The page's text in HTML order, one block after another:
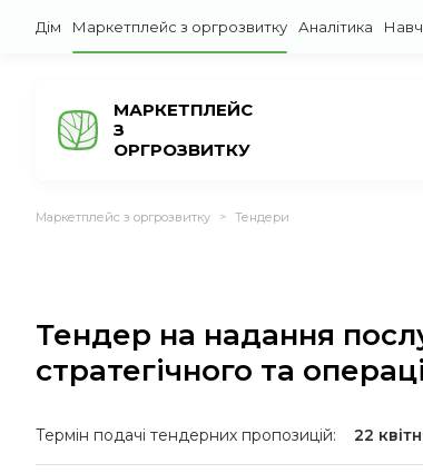
Дім Маркетплейс з оргрозвитку Аналітика
МАРКЕТПЛЕЙС
З
ОРГРОЗВИТКУ
Маркетплейс з оргрозвитку > Тендери
Тендер на надання
стратегічного та
Термін подачі тендерних пропозицій: 22